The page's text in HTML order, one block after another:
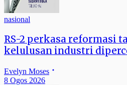
nasional
RS-2 perkasa reformasi
kelulusan industri
Evelyn Moses
8 Ogos 2026